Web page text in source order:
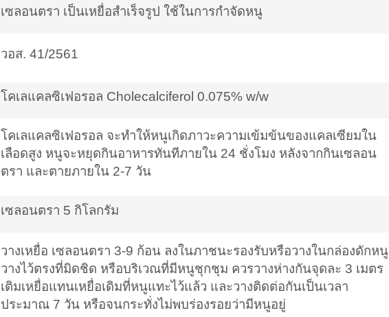
เซลอนตรา เป็นเหยื่อสำเร็จรูป ใช้ในการกำจัดหนู
วอส. 41/2561
โคเลแคลซิเฟอรอล Cholecalciferol 0.075% w/w
โคเลแคลซิเฟอรอล จะทำให้หนูเกิดภาวะความเข้มข้นของแคลเซียมใน
เลือดสูง หนูจะหยุดกินอาหารทันทีภายใน 24 ชั่งโมง หลังจากกินเซลอน
ตรา และตายภายใน 2-7 วัน
เซลอนตรา 5 กิโลกรัม
วางเหยื่อ เซลอนตรา 3-9 ก้อน ลงในภาชนะรองรับหรือวางในกล่องดักหนู
วางไว้ตรงที่มิดชิด หรือบริเวณที่มีหนูชุกชุม ควรวางห่างกันจุดละ 3 เมตร
เติมเหยื่อแทนเหยื่อเดิมที่หนูแทะไว้แล้ว และวางติดต่อกันเป็นเวลา
ประมาณ 7 วัน หรือจนกระทั่งไม่พบร่องรอยว่ามีหนูอยู่